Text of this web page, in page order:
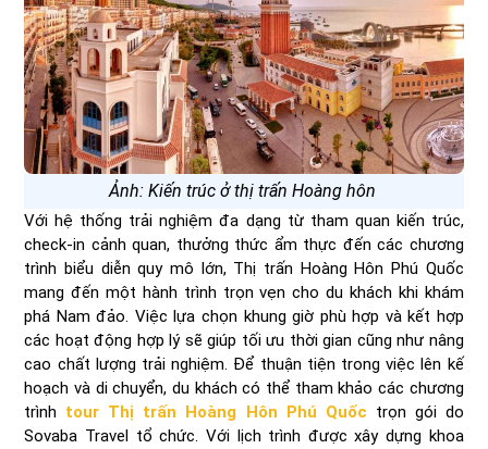
Ảnh: Kiến trúc ở thị trấn Hoàng hôn
Với hệ thống trải nghiệm đa dạng từ tham quan kiến trúc,
check-in cảnh quan, thưởng thức ẩm thực đến các chương
trình biểu diễn quy mô lớn, Thị trấn Hoàng Hôn Phú Quốc
mang đến một hành trình trọn vẹn cho du khách khi khám
phá Nam đảo. Việc lựa chọn khung giờ phù hợp và kết hợp
các hoạt động hợp lý sẽ giúp tối ưu thời gian cũng như nâng
cao chất lượng trải nghiệm. Để thuận tiện trong việc lên kế
hoạch và di chuyển, du khách có thể tham khảo các chương
trình tour Thị trấn Hoàng Hôn Phú Quốc trọn gói do
Sovaba Travel tổ chức. Với lịch trình được xây dựng khoa